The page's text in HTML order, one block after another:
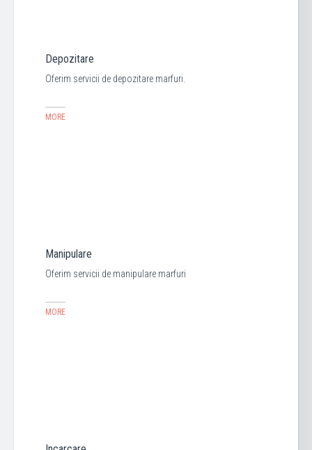
Depozitare
Oferim servicii de depozitare marfuri.
MORE
Manipulare
Oferim servicii de manipulare marfuri
MORE